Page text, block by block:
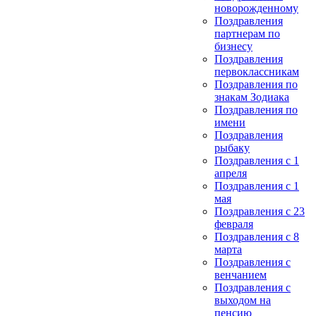
новорожденному
Поздравления
партнерам по
бизнесу
Поздравления
первоклассникам
Поздравления по
знакам Зодиака
Поздравления по
имени
Поздравления
рыбаку
Поздравления с 1
апреля
Поздравления с 1
мая
Поздравления с 23
февраля
Поздравления с 8
марта
Поздравления с
венчанием
Поздравления с
выходом на
пенсию